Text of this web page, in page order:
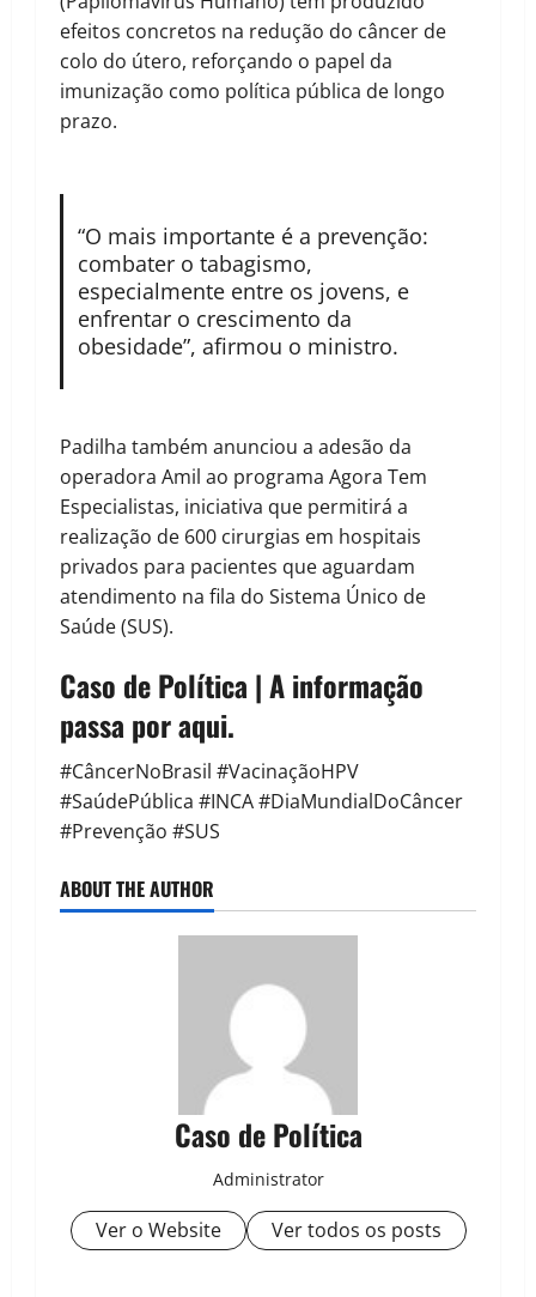
efeitos concretos na redução do câncer de
colo do útero, reforçando o papel da
imunização como política pública de longo
prazo.
“O mais importante é a prevenção:
combater o tabagismo,
especialmente entre os jovens, e
enfrentar o crescimento da
obesidade”, afirmou o ministro.
Padilha também anunciou a adesão da
operadora Amil ao programa Agora Tem
Especialistas, iniciativa que permitirá a
realização de 600 cirurgias em hospitais
privados para pacientes que aguardam
atendimento na fila do Sistema Único de
Saúde (SUS).
Caso de Política | A informação
passa por aqui.
#CâncerNoBrasil #VacinaçãoHPV
#SaúdePública #INCA #DiaMundialDoCâncer
#Prevenção #SUS
ABOUT THE AUTHOR
Caso de Política
Administrator
Ver o Website Ver todos os posts